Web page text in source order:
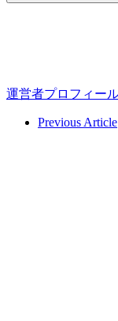
運営者プロフィー
Previous Article